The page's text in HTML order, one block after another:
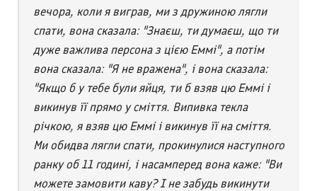
вечора, коли я виграв, ми з дружиною лягли
спати, вона сказала: "Знаєш, ти думаєш, що ти
дуже важлива персона з цією Еммі", а потім
вона сказала: "Я не вражена", і вона сказала:
"Якщо б у тебе були яйця, ти б взяв цю Еммі і
викинув її прямо у сміття. Випивка текла
річкою, я взяв цю Еммі і викинув її на сміття.
Ми обидва лягли спати, прокинулися наступного
ранку об 11 годині, і насамперед вона каже: "Ви
можете замовити каву? І не забудь викинути